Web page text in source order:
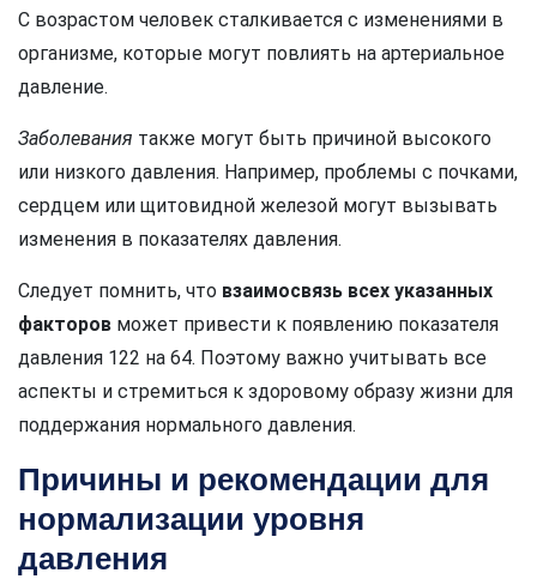
С возрастом человек сталкивается с изменениями в
организме, которые могут повлиять на артериальное
давление.
Заболевания также могут быть причиной высокого
или низкого давления. Например, проблемы с почками,
сердцем или щитовидной железой могут вызывать
изменения в показателях давления.
Следует помнить, что взаимосвязь всех указанных
факторов может привести к появлению показателя
давления 122 на 64. Поэтому важно учитывать все
аспекты и стремиться к здоровому образу жизни для
поддержания нормального давления.
Причины и рекомендации для
нормализации уровня
давления